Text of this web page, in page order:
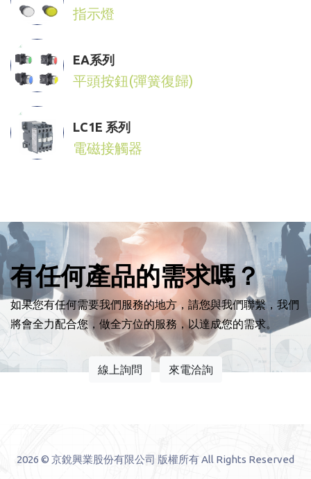
指示燈
EA系列
平頭按鈕(彈簧復歸)
LC1E 系列
電磁接觸器
有任何產品的需求嗎？
如果您有任何需要我們服務的地方，請您與我們聯繫，我們
將會全力配合您，做全方位的服務，以達成您的需求。
線上詢問 來電洽詢
2026 © 京銳興業股份有限公司 版權所有 All Rights Reserved